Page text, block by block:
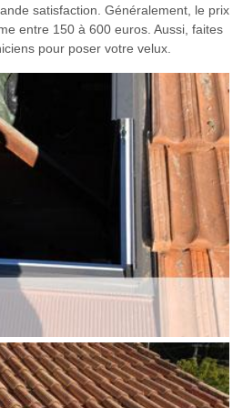
satisfaction. Généralement, le prix
entre 150 à 600 euros. Aussi, faites
pour poser votre velux.